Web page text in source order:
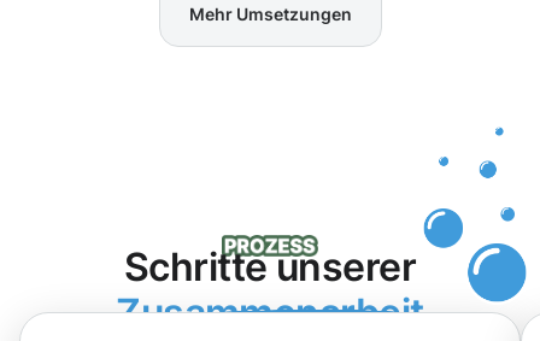
Mehr Umsetzungen
Schritte unserer
Zusammenarbeit